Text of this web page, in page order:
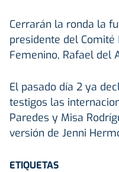
Cerrarán la ronda la
presidente del
Femenino, Rafael del
El pasado día 2 ya
testigos las
Paredes y Misa
versión de Jenni
ETIQUETAS